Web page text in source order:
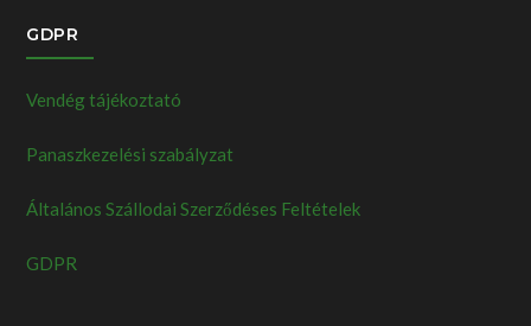
GDPR
Vendég tájékoztató
Panaszkezelési szabályzat
Általános Szállodai Szerződéses Feltételek
GDPR